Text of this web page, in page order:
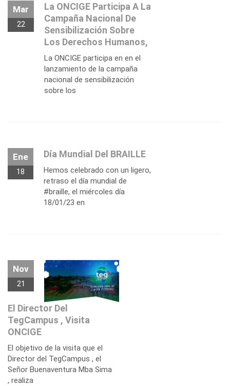
Mar
22
La ONCIGE Participa A La
Campaña Nacional De
Sensibilización Sobre
Los Derechos Humanos,
La ONCIGE participa en en el
lanzamiento de la campaña
nacional de sensibilización
sobre los
Ene
18
Día Mundial Del BRAILLE
Hemos celebrado con un ligero,
retraso el día mundial de
#braille, el miércoles día
18/01/23 en
Nov
21
El Director Del
TegCampus , Visita
ONCIGE
El objetivo de la visita que el
Director del TegCampus , el
Señor Buenaventura Mba Sima
, realiza